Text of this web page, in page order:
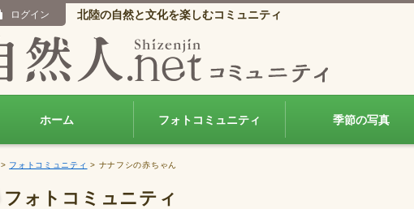
ログイン 北陸の自然と文化を楽しむコミュニティ
ホーム フォトコミュニティ 季節の写真
> フォトコミュニティ > ナナフシの赤ちゃん
フォトコミュニティ